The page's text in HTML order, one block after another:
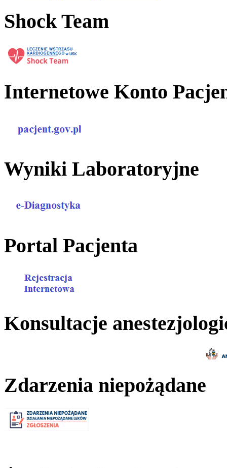
Shock Team
Internetowe Konto
Wyniki Laboratoryjne
Portal Pacjenta
Konsultacje
Zdarzenia niepożądane